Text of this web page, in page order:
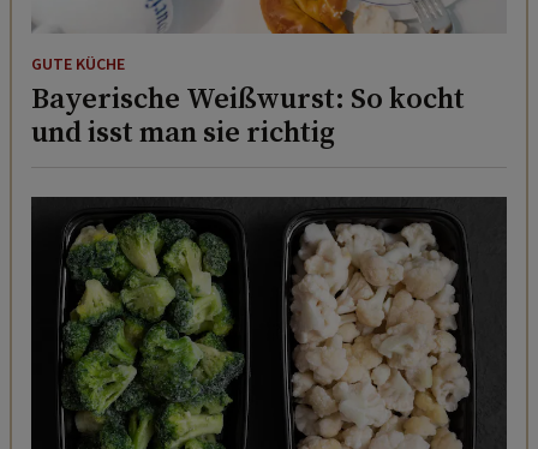
GUTE KÜCHE
Bayerische Weißwurst: So kocht
und isst man sie richtig